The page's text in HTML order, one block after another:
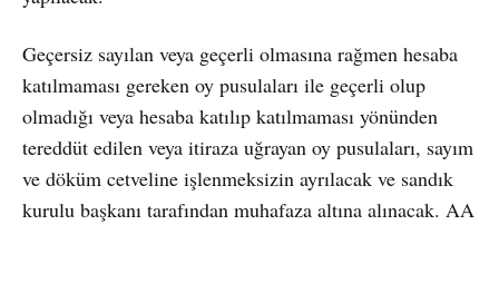
Geçersiz sayılan veya geçerli olmasına rağmen hesaba
katılmaması gereken oy pusulaları ile geçerli olup
olmadığı veya hesaba katılıp katılmaması yönünden
tereddüt edilen veya itiraza uğrayan oy pusulaları, sayım
ve döküm cetveline işlenmeksizin ayrılacak ve sandık
kurulu başkanı tarafından muhafaza altına alınacak. AA